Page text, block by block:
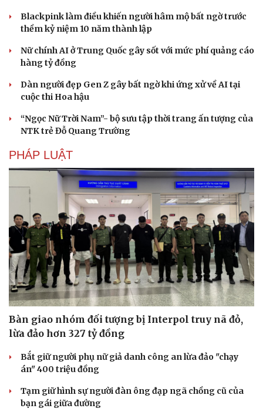
Blackpink làm điều khiến người hâm mộ bất ngờ trước
thềm kỷ niệm 10 năm thành lập
Nữ chính AI ở Trung Quốc gây sốt với mức phí quảng cáo
hàng tỷ đồng
Dàn người đẹp Gen Z gây bất ngờ khi ứng xử về AI tại
cuộc thi Hoa hậu
“Ngọc Nữ Trời Nam”- bộ sưu tập thời trang ấn tượng của
NTK trẻ Đỗ Quang Trường
PHÁP LUẬT
Bàn giao nhóm đối tượng bị Interpol truy nã đỏ,
lừa đảo hơn 327 tỷ đồng
Bắt giữ người phụ nữ giả danh công an lừa đảo "chạy
án" 400 triệu đồng
Tạm giữ hình sự người đàn ông đạp ngã chồng cũ của
bạn gái giữa đường